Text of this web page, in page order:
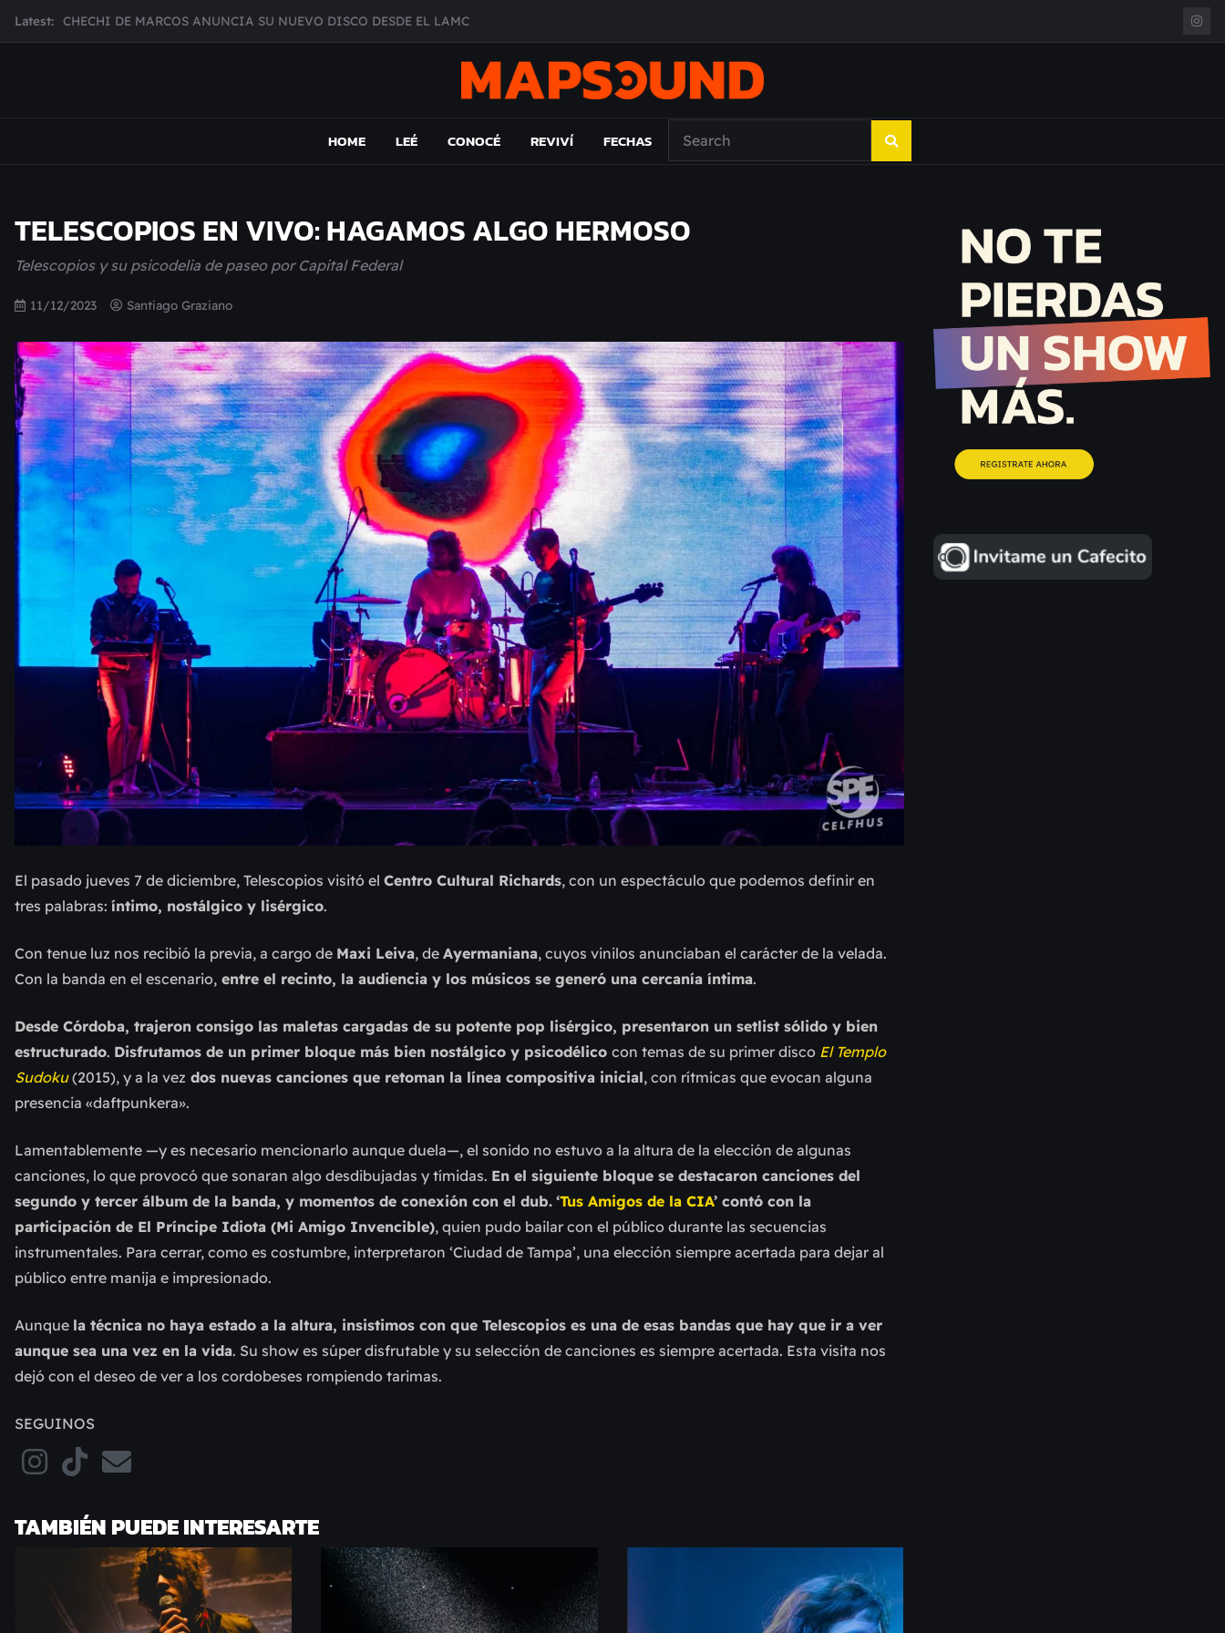
Latest: CHECHI DE MARCOS ANUNCIA SU NUEVO DISCO DESDE EL LAMC
MUJER CEBRA PRESENTA INHIBIDOR, UNA FOTOGRAFÍA DE ÉPOCA EN FORMA DE DISCO
HOME LEÉ CONOCÉ REVIVÍ FECHAS
TELESCOPIOS EN VIVO: HAGAMOS ALGO HERMOSO
Telescopios y su psicodelia de paseo por Capital Federal
11/12/2023 Santiago Graziano
El pasado jueves 7 de diciembre, Telescopios visitó el Centro Cultural Richards, con un espectáculo que podemos definir en
tres palabras: íntimo, nostálgico y lisérgico.
Con tenue luz nos recibió la previa, a cargo de Maxi Leiva, de Ayermaniana, cuyos vinilos anunciaban el carácter de la velada.
Con la banda en el escenario, entre el recinto, la audiencia y los músicos se generó una cercanía íntima.
Desde Córdoba, trajeron consigo las maletas cargadas de su potente pop lisérgico, presentaron un setlist sólido y bien
estructurado. Disfrutamos de un primer bloque más bien nostálgico y psicodélico con temas de su primer disco El Templo
Sudoku(2015), y a la vez dos nuevas canciones que retoman la línea compositiva inicial, con rítmicas que evocan alguna
presencia «daftpunkera».
Lamentablemente —y es necesario mencionarlo aunque duela—, el sonido no estuvo a la altura de la elección de algunas
canciones, lo que provocó que sonaran algo desdibujadas y tímidas. En el siguiente bloque se destacaron canciones del
segundo y tercer álbum de la banda, y momentos de conexión con el dub. ‘Tus Amigos de la CIA’ contó con la
participación de El Príncipe Idiota (Mi Amigo Invencible), quien pudo bailar con el público durante las secuencias
instrumentales. Para cerrar, como es costumbre, interpretaron ‘Ciudad de Tampa’, una elección siempre acertada para dejar al
público entre manija e impresionado.
Aunque la técnica no haya estado a la altura, insistimos con que Telescopios es una de esas bandas que hay que ir a ver
aunque sea una vez en la vida. Su show es súper disfrutable y su selección de canciones es siempre acertada. Esta visita nos
dejó con el deseo de ver a los cordobeses rompiendo tarimas.
SEGUINOS
TAMBIÉN PUEDE INTERESARTE